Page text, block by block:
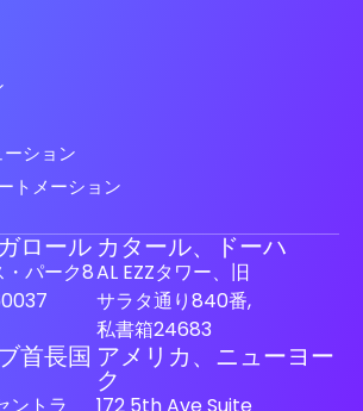
ション
トメーション
ロール
・パーク8
カタール、ドーハ
AL EZZタワー、旧
サラタ通り840番,
私書箱24683
首長国
ントラ
アメリカ、ニューヨー
ク
172 5th Ave Suite